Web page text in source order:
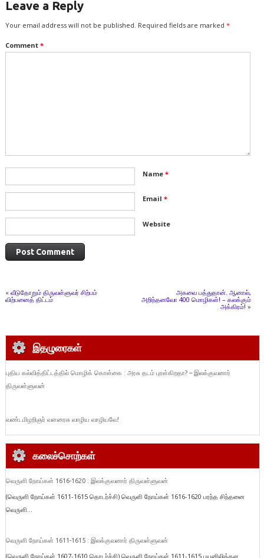
Leave a Reply
Your email address will not be published. Required fields are marked *
Comment *
Name *
Email *
Website
« வீடுதோறும் திருவள்ளுவர் சிற்பம்
விற்பனைத் திட்டம்
அகவை பத்துதான். ஆனால்,
அறிந்தனவோ 400 மொழிகள்! – கலக்கும்
அக்கிரம்! »
இதழுரைகள்
புதிய கல்வித்திட்டத்தில் மொழிக் கொள்கை : அரசு தடம் புரள்கிறதா? – இலக்குவனார்
திருவள்ளுவன்
வண்டமிழறிஞர் வளனரசு வாழிய வாழியவே!
கலைச்சொற்கள்
வெருளி நோய்கள் 1616-1620 : இலக்குவனார் திருவள்ளுவன்
(வெருளி நோய்கள் 1611-1615 தொடர்ச்சி) வெருளி நோய்கள் 1616-1620 பரந்த சிந்தனை
வெருளி...
வெருளி நோய்கள் 1611-1615 : இலக்குவனார் திருவள்ளுவன்
(வெருளி நோய்கள் 1607-1610 தொடர்ச்சி) வெருளி நோய்கள் 1611-1615 பயனிலித்தள